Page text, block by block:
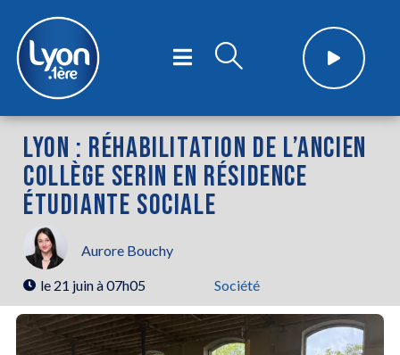
LYON : RÉHABILITATION DE L’ANCIEN
COLLÈGE SERIN EN RÉSIDENCE
ÉTUDIANTE SOCIALE
Aurore Bouchy
le 21 juin à 07h05 Société